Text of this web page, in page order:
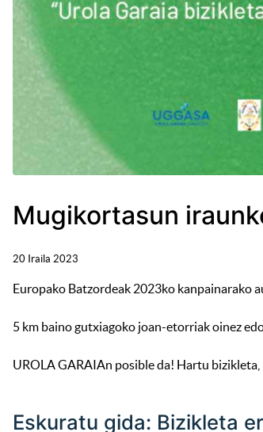
Mugikortasun
20 Iraila 2023
Europako Batzordeak 2023ko kanpainarako
5 km baino gutxiagoko joan-etorriak oinez
UROLA GARAIAn posible da! Hartu
Eskuratu gida: Bizikleta